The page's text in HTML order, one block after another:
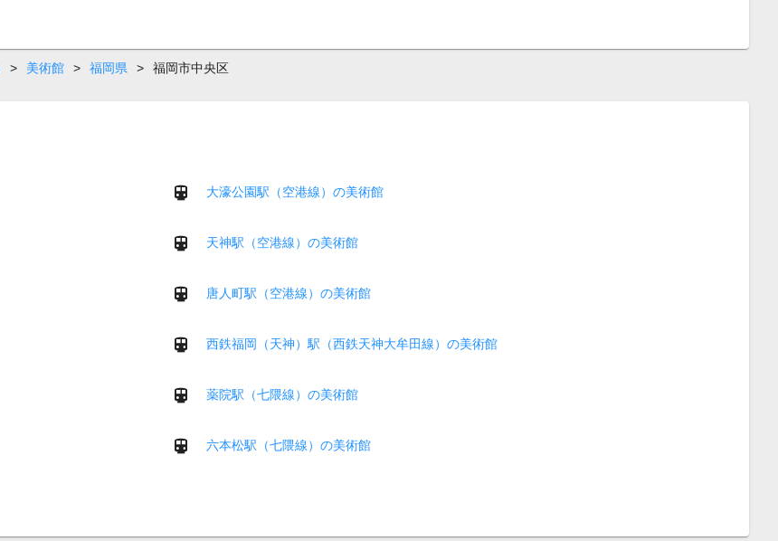
> 美術館 > 福岡県 > 福岡市中央区
大濠公園駅（空港線）の美術館
天神駅（空港線）の美術館
唐人町駅（空港線）の美術館
西鉄福岡（天神）駅（西鉄天神大牟田線）の美術館
薬院駅（七隈線）の美術館
六本松駅（七隈線）の美術館